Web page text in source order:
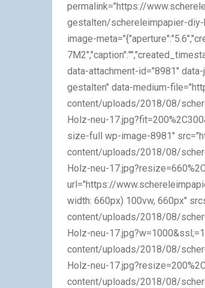
permalink="https://
gestalten/schereleimpapier-
image-
data-attachment-id="8981"
gestalten" data-medium-
content/uploads/2018/08/
Holz-neu-
size-full wp-image-8981"
content/uploads/2018/08/
Holz-neu-
url="https://
width: 660px) 100vw, 660px"
content/uploads/2018/08/
Holz-neu-
content/uploads/2018/08/
Holz-neu-
content/uploads/2018/08/